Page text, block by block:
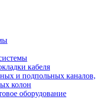
кабеля
и подпольных каналов,
колон
оборудование